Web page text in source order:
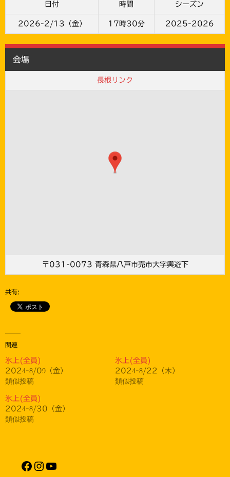
日付 時間 シーズン
2026-2/13（金） 17時30分 2025-2026
会場
長根リンク
〒031-0073 青森県八戸市売市大字輿遊下
共有:
関連
氷上(全員)
2024-8/09（金）
類似投稿
氷上(全員)
2024-8/22（木）
類似投稿
氷上(全員)
2024-8/30（金）
類似投稿
Facebook
Instagram
YouTube